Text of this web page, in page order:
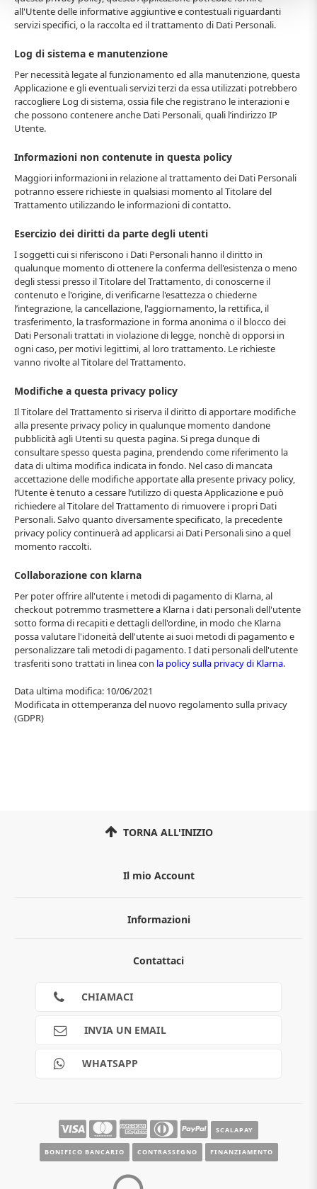
all'Utente delle informative aggiuntive e contestuali riguardanti
servizi specifici, o la raccolta ed il trattamento di Dati Personali.
Log di sistema e manutenzione
Per necessità legate al funzionamento ed alla manutenzione, questa
Applicazione e gli eventuali servizi terzi da essa utilizzati potrebbero
raccogliere Log di sistema, ossia file che registrano le interazioni e
che possono contenere anche Dati Personali, quali l’indirizzo IP
Utente.
Informazioni non contenute in questa policy
Maggiori informazioni in relazione al trattamento dei Dati Personali
potranno essere richieste in qualsiasi momento al Titolare del
Trattamento utilizzando le informazioni di contatto.
Esercizio dei diritti da parte degli utenti
I soggetti cui si riferiscono i Dati Personali hanno il diritto in
qualunque momento di ottenere la conferma dell'esistenza o meno
degli stessi presso il Titolare del Trattamento, di conoscerne il
contenuto e l'origine, di verificarne l'esattezza o chiederne
l’integrazione, la cancellazione, l'aggiornamento, la rettifica, il
trasferimento, la trasformazione in forma anonima o il blocco dei
Dati Personali trattati in violazione di legge, nonchè di opporsi in
ogni caso, per motivi legittimi, al loro trattamento. Le richieste
vanno rivolte al Titolare del Trattamento.
Modifiche a questa privacy policy
Il Titolare del Trattamento si riserva il diritto di apportare modifiche
alla presente privacy policy in qualunque momento dandone
pubblicità agli Utenti su questa pagina. Si prega dunque di
consultare spesso questa pagina, prendendo come riferimento la
data di ultima modifica indicata in fondo. Nel caso di mancata
accettazione delle modifiche apportate alla presente privacy policy,
l’Utente è tenuto a cessare l’utilizzo di questa Applicazione e può
richiedere al Titolare del Trattamento di rimuovere i propri Dati
Personali. Salvo quanto diversamente specificato, la precedente
privacy policy continuerà ad applicarsi ai Dati Personali sino a quel
momento raccolti.
Collaborazione con klarna
Per poter offrire all'utente i metodi di pagamento di Klarna, al
checkout potremmo trasmettere a Klarna i dati personali dell'utente
sotto forma di recapiti e dettagli dell'ordine, in modo che Klarna
possa valutare l'idoneità dell'utente ai suoi metodi di pagamento e
personalizzare tali metodi di pagamento. I dati personali dell'utente
trasferiti sono trattati in linea con la policy sulla privacy di Klarna.
Data ultima modifica: 10/06/2021
Modificata in ottemperanza del nuovo regolamento sulla privacy
(GDPR)
TORNA ALL'INIZIO
Il mio Account
Informazioni
Guida all'acquisto
Scalapay
Contattaci
CHIAMACI
INVIA UN EMAIL
WHATSAPP
SCALAPAY
BONIFICO BANCARIO CONTRASSEGNO FINANZIAMENTO